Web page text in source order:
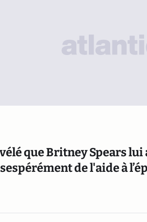
que Britney Spears
de l'aide à